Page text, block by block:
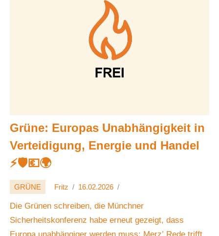
Grüne: Europas Unabhängigkeit in
Verteidigung, Energie und Handel
⚡️🛡️💶🌍
GRÜNE Fritz 16.02.2026
Die Grünen schreiben, die Münchner
Sicherheitskonferenz habe erneut gezeigt, dass